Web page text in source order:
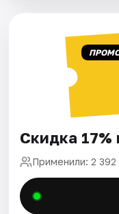
Скидка
Применили: 2 392